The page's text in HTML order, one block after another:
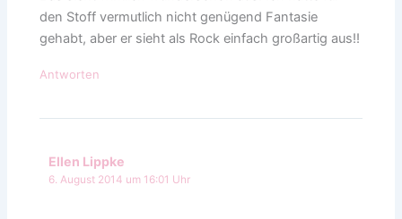
den Stoff vermutlich nicht genügend Fantasie
gehabt, aber er sieht als Rock einfach großartig aus!!
Antworten
Ellen Lippke
6. August 2014 um 16:01 Uhr